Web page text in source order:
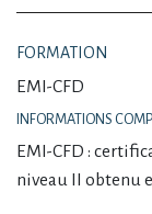
FORMATION
EMI-CFD
INFORMATIONS
EMI-CFD :
niveau II obtenu